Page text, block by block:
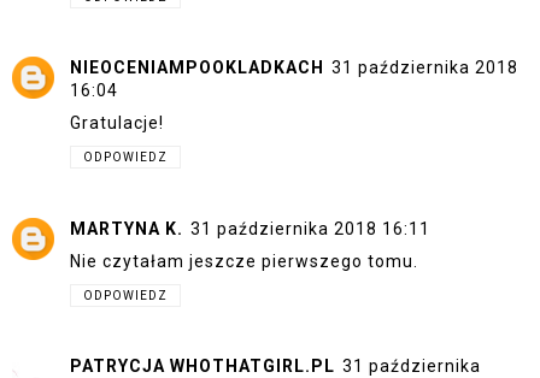
NIEOCENIAMPOOKLADKACH
31 października 2018
16:04
Gratulacje!
ODPOWIEDZ
MARTYNA K. 31 października 2018 16:11
Nie czytałam jeszcze pierwszego tomu.
ODPOWIEDZ
PATRYCJA WHOTHATGIRL.PL 31 października